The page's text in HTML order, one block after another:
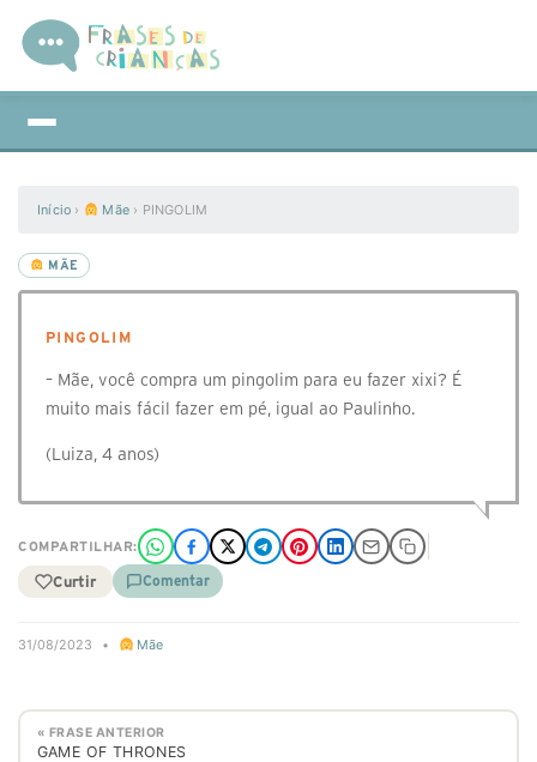
Início › Mãe › PINGOLIM
MÃE
PINGOLIM
– Mãe, você compra um pingolim para eu fazer xixi? É
muito mais fácil fazer em pé, igual ao Paulinho.
(Luiza, 4 anos)
COMPARTILHAR:
Curtir Comentar
31/08/2023 • Mãe
« FRASE ANTERIOR
GAME OF THRONES